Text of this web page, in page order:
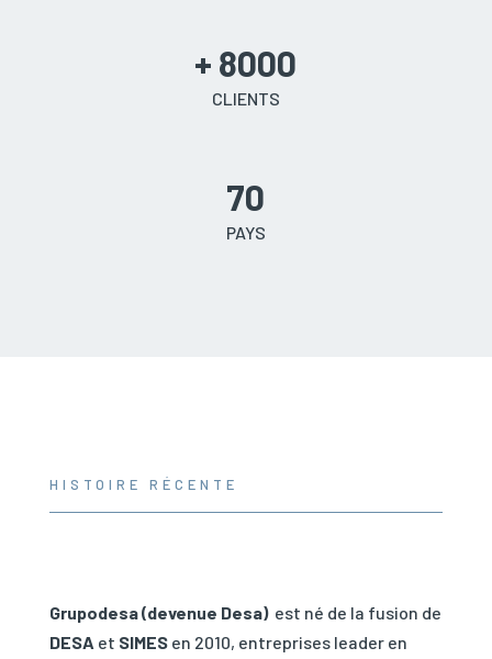
+ 8000
CLIENTS
70
PAYS
HISTOIRE RÉCENTE
Grupodesa (devenue Desa) est né de la fusion de
DESA et SIMESen 2010, entreprises leader en